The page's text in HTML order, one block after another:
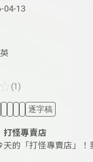
04-13
(1)
逐字稿
打怪專賣店
天的「打怪專賣店」